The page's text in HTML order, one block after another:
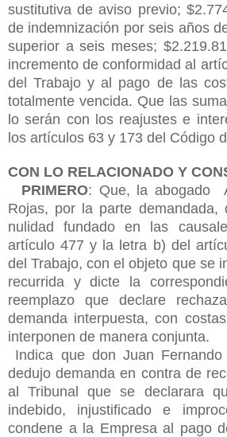
sustitutiva de aviso previo;
de indemnización por seis años
superior a seis meses;
incremento de conformidad al
del Trabajo y al pago de las
totalmente vencida. Que las
lo serán con los reajustes e
los artículos 63 y 173 del Código
CON LO RELACIONADO Y
PRIMERO: Que, la abogado
Rojas, por la parte demandada,
nulidad fundado en las
artículo 477 y la letra b) del
del Trabajo, con el objeto que se
recurrida y dicte la
reemplazo que declare
demanda interpuesta, con
interponen de manera conjunta.
Indica que don Juan Fernando
dedujo demanda en contra de
al Tribunal que se declarara
indebido, injustificado e
condene a la Empresa al pago